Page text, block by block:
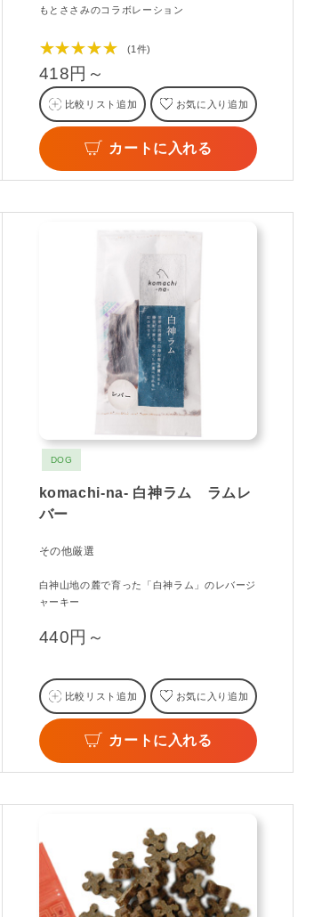
もとささみのコラボレーション
★★★★★ (1件)
418円～
比較リスト追加 お気に入り追加
カートに入れる
DOG
komachi-na- 白神ラム ラムレ
バー
その他厳選
白神山地の麓で育った「白神ラム」のレバージ
ャーキー
440円～
比較リスト追加 お気に入り追加
カートに入れる